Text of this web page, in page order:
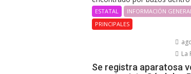
ESTATAL INFORMACIÓN GENERAL
PRINCIPALES
La
Se registra aparatosa